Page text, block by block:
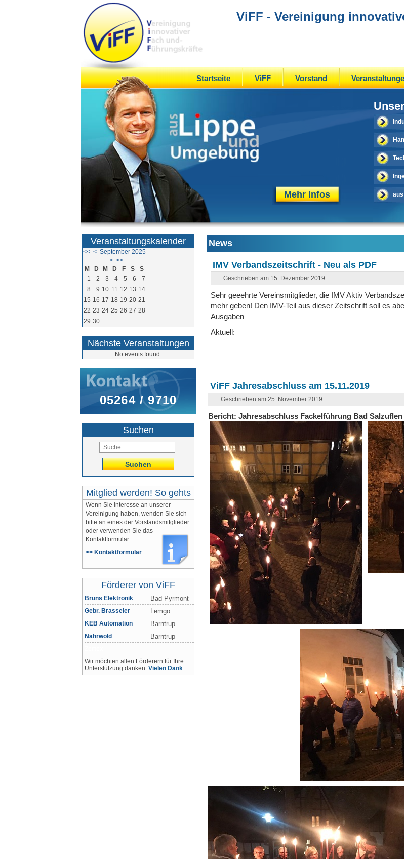
ViFF - Vereinigung
Startseite ViFF Vorstand
Mehr Infos
News
IMV Verbandszeitschrift - Neu als PDF
Geschrieben am 15. Dezember 2019
Sehr geeehrte Vereinsmitglieder, die IMV Aktiv
mehr geben! Den IMV-Teil aus dieser Zeitschrift soll es
Ausgaben
Aktuell:
ViFF Jahresabschluss am 15.11.2019
Geschrieben am 25. November 2019
Bericht: Jahresabschluss Fackelführung Bad Salzuflen
Veranstaltungskalender
<< < September 2025
> >>
M
D M D F S
S
1
2 3 4 5 6
7
8
9 10 11 12 13 14
15 16 17 18 19 20 21
22 23 24 25 26 27 28
29 30
Nächste Veranstaltungen
No events found.
05264 / 9710
Suchen
Suchen
Mitglied werden! So gehts
Wenn Sie Interesse an unserer
Vereinigung haben, wenden Sie sich
bitte an eines der Vorstandsmitglieder
oder verwenden Sie das
Kontaktformular
>> Kontaktformular
Förderer von ViFF
Bruns Elektronik Bad Pyrmont
Gebr. Brasseler Lemgo
KEB Automation Barntrup
Nahrwold Barntrup
Wir möchten allen Förderern für Ihre
Unterstützung danken. Vielen Dank